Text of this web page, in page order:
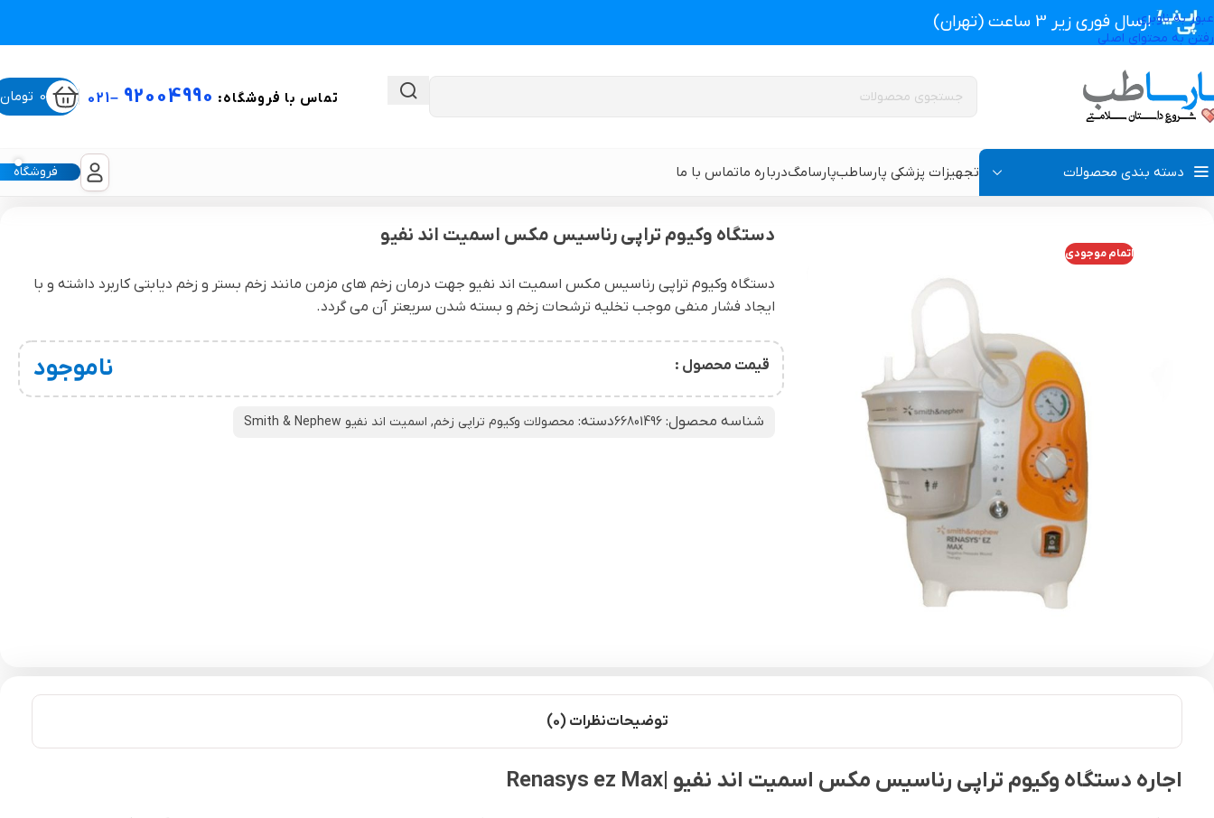
عبور به ناوبری
رفتن به محتوای اصلی
ارسال فوری زیر 3 ساعت (تهران)
تماس با فروشگاه: 92004990
–
021
0 تومان
دسته بندی محصولات
پروتز اکسترنال و سوتین پروتز دار
گن بعد از جراحی زنانه
گن لاغری و گن بعد از زایمان
گن تزریق چربی و پروتز باسن
گن ژنیکوماستی سینه آقایان
گن لیپوماتیک و لیفت ران و باسن
گن لیپوماتیک بازو ( براکیوپلاستی )
نوار و ورق سیلیکون شیت
تجهیزات پزشکی پارساطبپارسامگدرباره ماتماس با ما فروشگاه
تجهیزات پزشکی پارساطب محصولات وکیوم تراپی زخم >دستگاه وکیوم تراپی رناسیس مکس اسمیت اند نفیو
اتمام موجودی
دستگاه وکیوم تراپی رناسیس مکس اسمیت اند نفیو
دستگاه وکیوم تراپی رناسیس مکس اسمیت اند نفیو جهت درمان زخم های مزمن مانند زخم بستر و زخم دیابتی کاربرد داشته و با
ایجاد فشار منفی موجب تخلیه ترشحات زخم و بسته شدن سریعتر آن می گردد.
قیمت محصول : ناموجود
شناسه محصول:66801496دسته: محصولات وکیوم تراپی زخم, اسمیت اند نفیو Smith & Nephew
توضیحاتنظرات (0)
اجاره دستگاه وکیوم تراپی رناسیس مکس اسمیت اند نفیو |Renasys ez Max